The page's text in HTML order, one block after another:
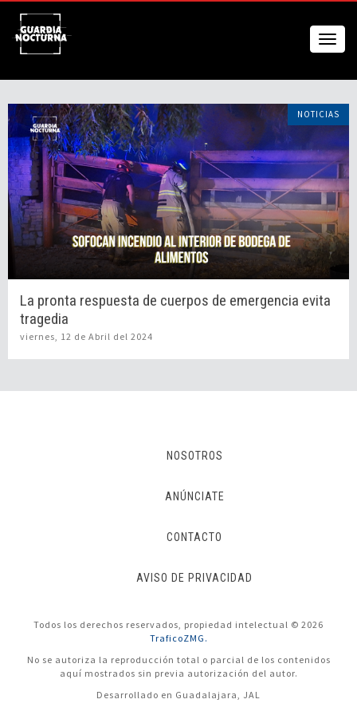
NOTICIAS
La pronta respuesta de cuerpos de emergencia evita
tragedia
viernes, 12 de Abril del 2024
NOSOTROS
ANÚNCIATE
CONTACTO
AVISO DE PRIVACIDAD
Todos los derechos reservados, propiedad intelectual © 2026
TraficoZMG.
No se autoriza la reproducción total o parcial de los contenidos
aquí mostrados sin previa autorización del autor.
Desarrollado en Guadalajara, JAL